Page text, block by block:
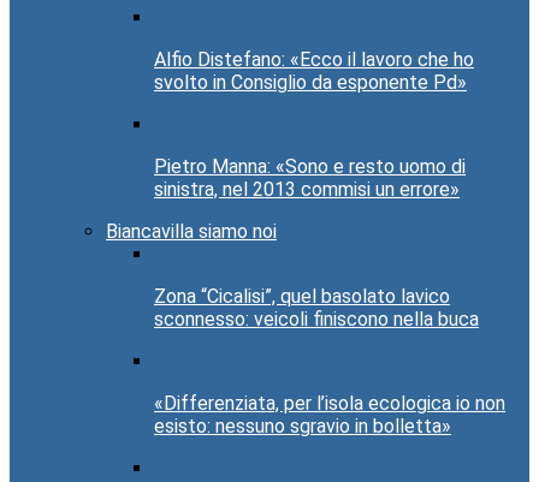
Alfio Distefano: «Ecco il lavoro che ho
svolto in Consiglio da esponente Pd»
Pietro Manna: «Sono e resto uomo di
sinistra, nel 2013 commisi un errore»
Biancavilla siamo noi
Zona “Cicalisi”, quel basolato lavico
sconnesso: veicoli finiscono nella buca
«Differenziata, per l’isola ecologica io non
esisto: nessuno sgravio in bolletta»